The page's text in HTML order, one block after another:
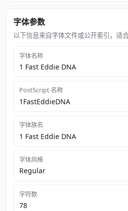
字体参数
以下信息来自字体文件或公开索引，适
字体名称
1 Fast Eddie DNA
PostScript 名称
1FastEddieDNA
字体族名
1 Fast Eddie DNA
字体风格
Regular
字符数
78